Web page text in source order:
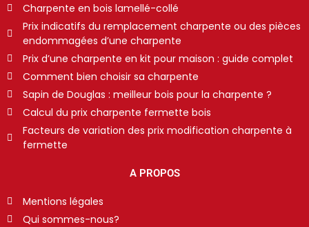
Charpente en bois lamellé-collé
Prix indicatifs du remplacement charpente ou des pièces
endommagées d’une charpente
Prix d’une charpente en kit pour maison : guide complet
Comment bien choisir sa charpente
Sapin de Douglas : meilleur bois pour la charpente ?
Calcul du prix charpente fermette bois
Facteurs de variation des prix modification charpente à
fermette
A PROPOS
Mentions légales
Qui sommes-nous?